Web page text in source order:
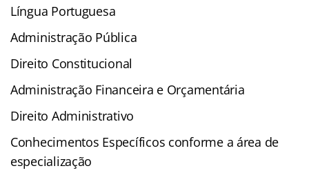
Língua Portuguesa
Administração Pública
Direito Constitucional
Administração Financeira e Orçamentária
Direito Administrativo
Conhecimentos Específicos conforme a área de
especialização